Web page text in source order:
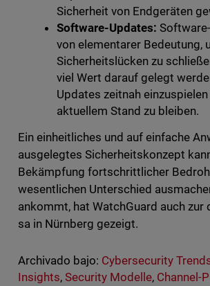
Sicherheit von Endgeräten
Software-Updates:
von elementarer Bedeutung,
Sicherheitslücken zu
viel Wert darauf gelegt
Updates zeitnah
aktuellem Stand zu bleiben.
Ein einheitliches und auf einfache
ausgelegtes Sicherheitskonzept
Bekämpfung fortschrittlicher
wesentlichen Unterschied
ankommt, hat WatchGuard auch zur
sa in Nürnberg gezeigt.
Archivado bajo: Cybersecurity
Insights, Security Modelle, Channel-